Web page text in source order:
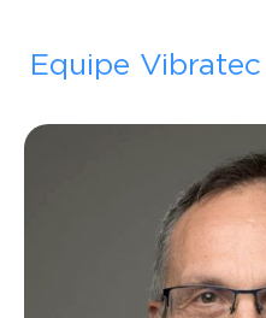
Equipe